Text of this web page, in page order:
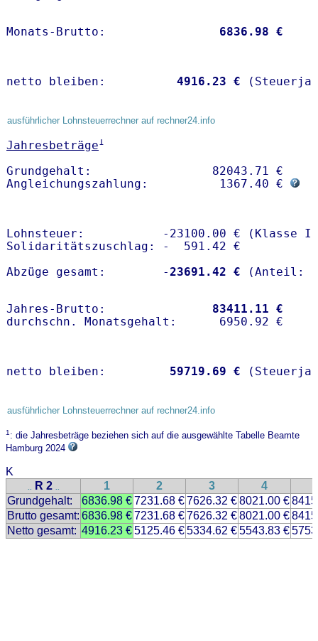
Monats-Brutto: 6836.98 €
netto bleiben: 4916.23 €
ausführlicher Lohnsteuerrechner auf rechner24.info
Jahresbeträge1
Grundgehalt:                 82043.71 €
Angleichungszahlung:          1367.40 €
Lohnsteuer:           -23100.00 € (Klasse I)
Solidaritätszuschlag: -  591.42 €
Abzüge gesamt:        -23691.42 €
Jahres-Brutto: 83411.11 €
netto bleiben: 59719.69 €
ausführlicher Lohnsteuerrechner auf rechner24.info
1: die Jahresbeträge beziehen sich auf die ausgewählte Tabelle Beamte
Hamburg 2024
K
.. R 2 .. 1 2 3 4
Grundgehalt:
6836.98 €7231.68 €7626.32 €8021.00 €
Brutto gesamt: 6836.98 €7231.68 €7626.32 €8021.00 €
Netto gesamt: 4916.23 €5125.46 €5334.62 €5543.83 €